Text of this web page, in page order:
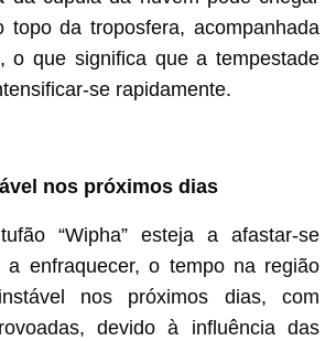
topo da troposfera, acompanhada
o que significa que a tempestade
se rapidamente.
nos próximos dias
“Wipha” esteja a afastar-se
a enfraquecer, o tempo na região
nos próximos dias, com
devido à influência das